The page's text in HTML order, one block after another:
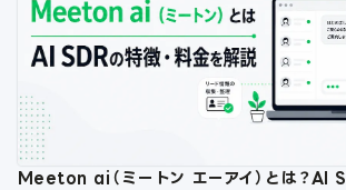
Meeton ai（ミートン エーアイ）とは？AI